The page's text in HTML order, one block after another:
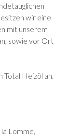
wir eine
mit unserem
sowie vor Ort
Heizöl an.
Lomme,